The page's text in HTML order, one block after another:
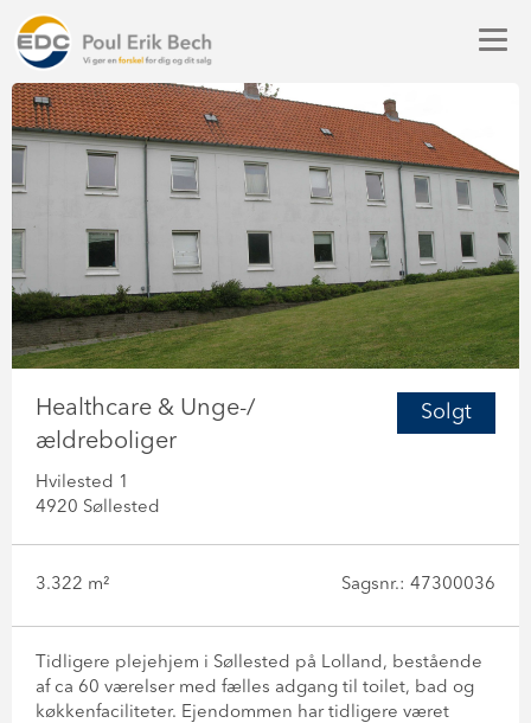
Solgt
Healthcare & Unge-/
ældreboliger
Hvilested 1
4920 Søllested
3.322 m² Sagsnr.: 47300036
Tidligere plejehjem i Søllested på Lolland, bestående
af ca 60 værelser med fælles adgang til toilet, bad og
køkkenfaciliteter. Ejendommen har tidligere været